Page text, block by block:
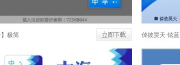
】极简 倬彼昊天·炫蓝